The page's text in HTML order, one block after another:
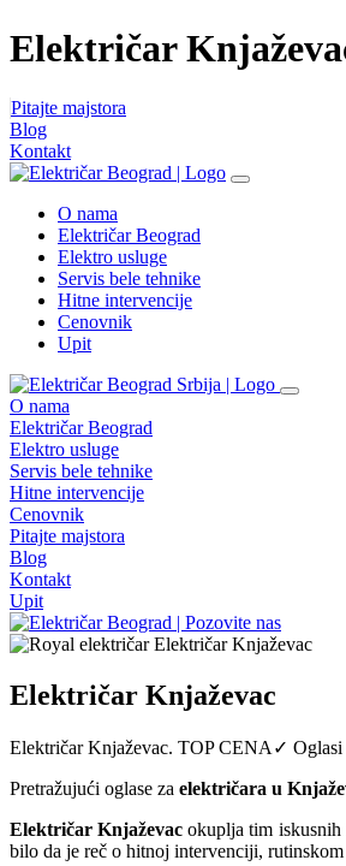
Električar
Pitajte majstora
Blog
Kontakt
O nama
Električar Beograd
Elektro usluge
Servis bele tehnike
Hitne intervencije
Cenovnik
Upit
O nama
Električar Beograd
Elektro usluge
Servis bele tehnike
Hitne intervencije
Cenovnik
Pitajte majstora
Blog
Kontakt
Upit
Električar Knjaževac
Električar Knjaževac. TOP CENA✓
Pretražujući oglase za električara u
Električar Knjaževac okuplja tim iskusnih
bilo da je reč o hitnoj intervenciji,